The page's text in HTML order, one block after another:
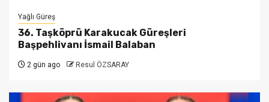
Yağlı Güreş
36. Taşköprü Karakucak Güreşleri
Başpehlivanı İsmail Balaban
2 gün ago Resul ÖZSARAY